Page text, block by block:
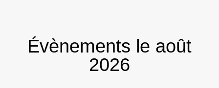
Évènements le août
2026